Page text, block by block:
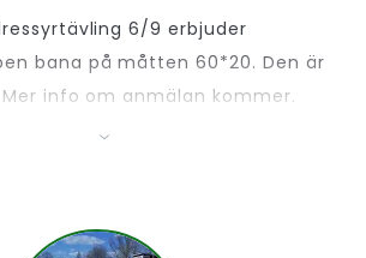
6/9 erbjuder
bana på måtten 60*20. Den är
info om anmälan kommer.